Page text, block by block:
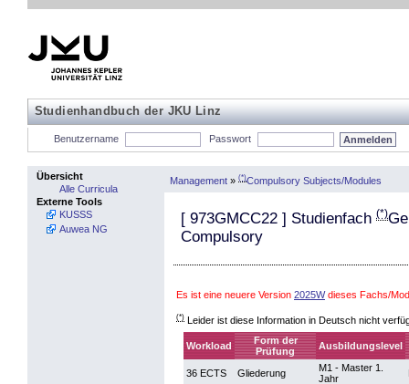
Studienhandbuch der JKU Linz
Benutzername Passwort
Übersicht
Alle Curricula
Externe Tools
KUSSS
Auwea NG
Management » (*)Compulsory Subjects/Modules
[ 973GMCC22 ] Studienfach (*)
Compulsory
Es ist eine neuere Version 2025Wdieses Fachs/
(*) Leider ist diese Information in Deutsch nicht
Workload
Form der
Prüfung
Ausbildungslevel
36 ECTS Gliederung
M1 - Master 1.
Jahr